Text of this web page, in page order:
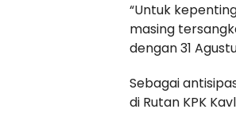
“Untuk
masing
dengan 31
Sebagai
di Rutan KPK